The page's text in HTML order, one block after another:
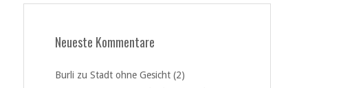
Neueste Kommentare
Burli zu Stadt ohne Gesicht (2)